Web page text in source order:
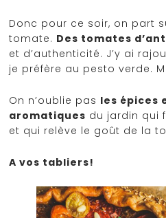
Donc pour ce soir, on part
tomate. Des tomates
et d’authenticité. J’y ai
je préfère au pesto verde.
On n’oublie pas les épices
aromatiques du jardin qui
et qui relève le goût de la
A vos tabliers!